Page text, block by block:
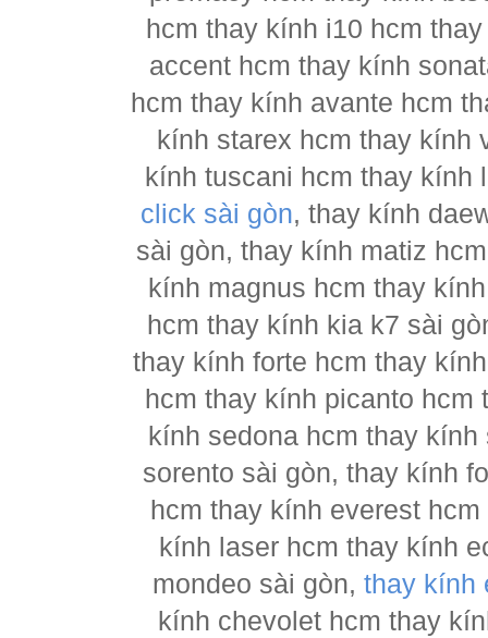
hcm thay kính i10 hcm
accent hcm thay kính
hcm thay kính avante hcm
kính starex hcm thay kính
kính tuscani hcm thay
click sài gòn, thay kính
sài gòn, thay kính matiz
kính magnus hcm thay
hcm thay kính kia k7 sài
thay kính forte hcm thay
hcm thay kính picanto
kính sedona hcm thay
sorento sài gòn, thay kính
hcm thay kính everest
kính laser hcm thay kính
mondeo sài gòn, thay kính
kính chevolet hcm thay